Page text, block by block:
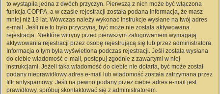
to wystąpiła jedna z dwóch przyczyn. Pierwszą z nich może być włączona
funkcja COPPA, a w czasie rejestracji została podana informacja, że masz
mniej niż 13 lat. Wówczas należy wykonać instrukcje wysłane na twój adres
e-mail. Jeśli nie to było przyczyną, być może nie została aktywowana
rejestracja. Niektóre witryny przed pierwszym zalogowaniem wymagają
aktywowania rejestracji przez osobę rejestrującą się lub przez administratora.
Informacja o tym była wyświetlona podczas rejestracji. Jeśli została wysłana
do ciebie wiadomość e-mail, postępuj zgodnie z zawartymi w niej
instrukcjami. Jeżeli taka wiadomość do ciebie nie dotarła, być może został
podany nieprawidłowy adres e-mail lub wiadomość została zatrzymana przez
filtr antyspamowy. Jeśli na pewno podany przez ciebie adres e-mail jest
prawidłowy, spróbuj skontaktować się z administratorem.